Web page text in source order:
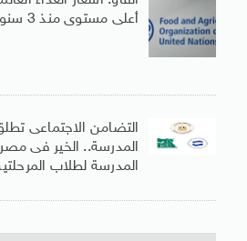
أعلى مستوى منذ 3 سنوات
التضامن الاجتماعى
المدرسة.. الخير فى
المدرسة لطلاب